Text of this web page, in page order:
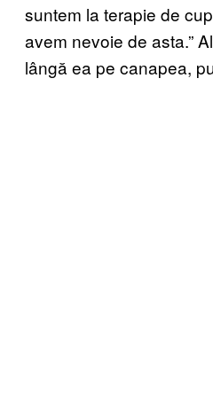
suntem la terapie de
avem nevoie de asta.”
lângă ea pe canapea,